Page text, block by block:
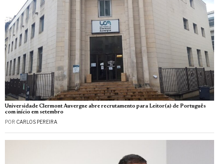
Universidade Clermont Auvergne abre recrutamento para Leitor(a) de Português
com início em setembro
POR CARLOS PEREIRA